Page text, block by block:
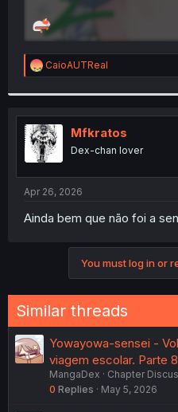
R
e
t
i
o
n
s
:
CaioAUTReal
Mfkratos
Dex-chan lover
Apr 26, 2026
Ainda bem que não foi a
You must log in or
Similar threads
Yowayowa-sensei -
viagem escolar. Parte 8
MangaDex
Chapter
0 Replies May 5, 2026